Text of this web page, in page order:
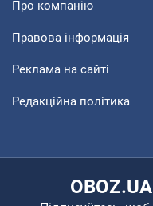
Про компанію
Правова інформація
Реклама на сайті
Редакційна політика